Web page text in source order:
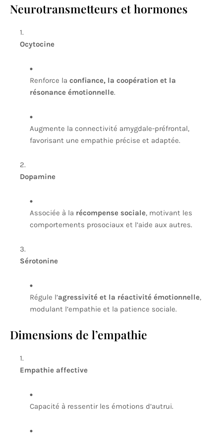
Neurotransmetteurs et hormones
Ocytocine
Renforce la confiance, la coopération et la
résonance émotionnelle.
Augmente la connectivité amygdale-préfrontal,
favorisant une empathie précise et adaptée.
Dopamine
Associée à la récompense sociale, motivant les
comportements prosociaux et l’aide aux autres.
Sérotonine
Régule l’agressivité et la réactivité émotionnelle,
modulant l’empathie et la patience sociale.
Dimensions de l’empathie
Empathie affective
Capacité à ressentir les émotions d’autrui.